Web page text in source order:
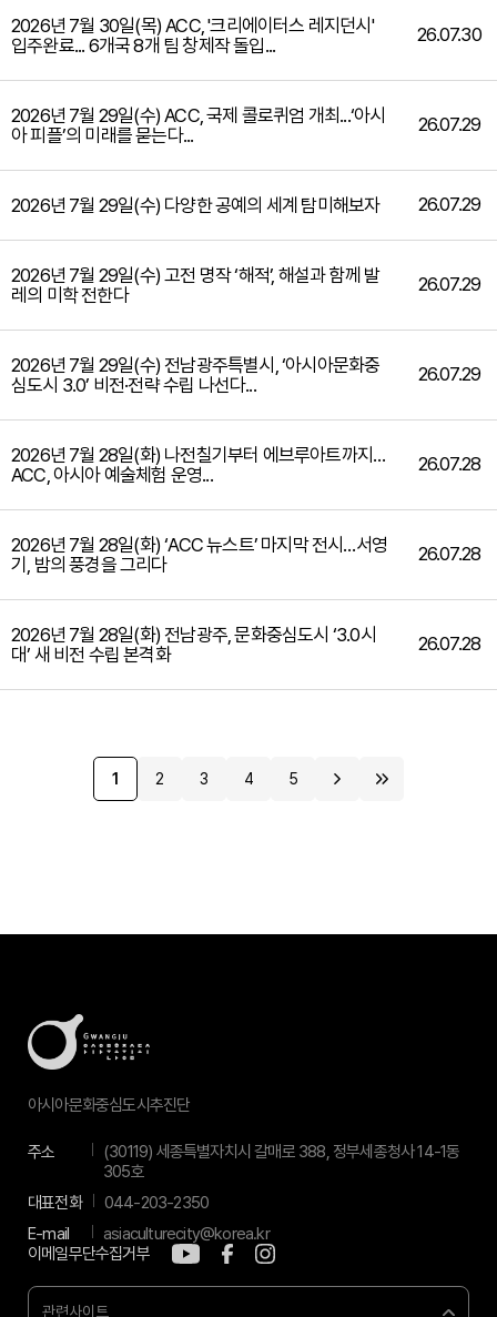
2026년 7월 30일(목) ACC, '크리에이터스 레지던시'
입주완료... 6개국 8개 팀 창제작 돌입...
26.07.30
2026년 7월 29일(수) ACC, 국제 콜로퀴엄 개최...‘아시
아 피플’의 미래를 묻는다...
26.07.29
2026년 7월 29일(수) 다양한 공예의 세계 탐미해보자 26.07.29
2026년 7월 29일(수) 고전 명작 ‘해적’, 해설과 함께 발
레의 미학 전한다
26.07.29
2026년 7월 29일(수) 전남광주특별시, ‘아시아문화중
심도시 3.0’ 비전·전략 수립 나선다...
26.07.29
2026년 7월 28일(화) 나전칠기부터 에브루아트까지…
ACC, 아시아 예술체험 운영...
26.07.28
2026년 7월 28일(화) ‘ACC 뉴스트’ 마지막 전시…서영
기, 밤의 풍경을 그리다
26.07.28
2026년 7월 28일(화) 전남광주, 문화중심도시 ‘3.0시
대’ 새 비전 수립 본격화
26.07.28
1 2 3 4 5
아시아문화중심도시추진단
주소
(30119) 세종특별자치시 갈매로 388, 정부세종청사 14-1동
305호
대표전화
044-203-2350
E-mail
asiaculturecity@korea.kr
이메일무단수집거부
관련사이트